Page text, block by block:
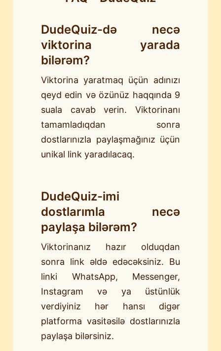
DudeQuiz-də necə
viktorina yarada
bilərəm?
Viktorina yaratmaq üçün adınızı
qeyd edin və özünüz haqqında 9
suala cavab verin. Viktorinanı
tamamladıqdan sonra
dostlarınızla paylaşmağınız üçün
unikal link yaradılacaq.
DudeQuiz-imi
dostlarımla necə
paylaşa bilərəm?
Viktorinanız hazır olduqdan
sonra link əldə edəcəksiniz. Bu
linki WhatsApp, Messenger,
Instagram və ya üstünlük
verdiyiniz hər hansı digər
platforma vasitəsilə dostlarınızla
paylaşa bilərsiniz.